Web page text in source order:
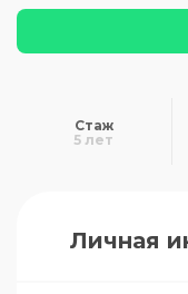
Стаж
5 лет
Личная